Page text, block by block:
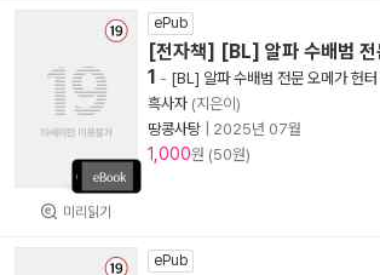
미리읽기
ePub
[전자책] [BL] 알파 수배범 전
1 - [BL] 알파 수배범 전문 오메가 헌터
흑사자 (지은이)
땅콩사탕
2025년 07월
1,000원 (50원)
ePub